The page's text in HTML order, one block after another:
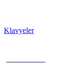
Klavyeler